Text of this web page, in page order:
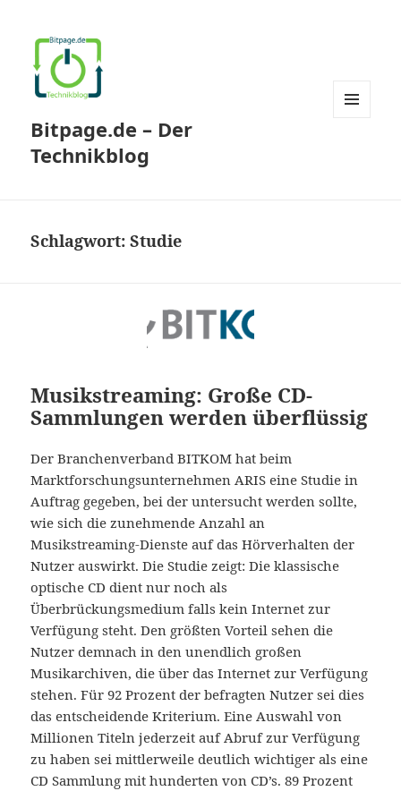
Bitpage.de – Der
Technikblog
Schlagwort:Studie
Musikstreaming: Große CD-
Sammlungen werden überflüssig
Der Branchenverband BITKOM hat beim
Marktforschungsunternehmen ARIS eine Studie in
Auftrag gegeben, bei der untersucht werden sollte,
wie sich die zunehmende Anzahl an
Musikstreaming-Dienste auf das Hörverhalten der
Nutzer auswirkt. Die Studie zeigt: Die klassische
optische CD dient nur noch als
Überbrückungsmedium falls kein Internet zur
Verfügung steht. Den größten Vorteil sehen die
Nutzer demnach in den unendlich großen
Musikarchiven, die über das Internet zur Verfügung
stehen. Für 92 Prozent der befragten Nutzer sei dies
das entscheidende Kriterium. Eine Auswahl von
Millionen Titeln jederzeit auf Abruf zur Verfügung
zu haben sei mittlerweile deutlich wichtiger als eine
CD Sammlung mit hunderten von CD’s. 89 Prozent